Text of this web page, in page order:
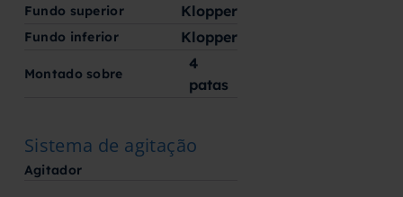
Fundo superior Klopper
Fundo inferior Klopper
Montado sobre
4
patas
Sistema de agitação
Agitador